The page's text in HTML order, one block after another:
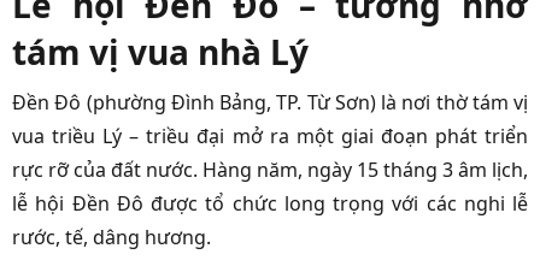
tám vị vua nhà Lý
Đền Đô (phường Đình Bảng, TP. Từ Sơn) là nơi thờ tám vị
vua triều Lý – triều đại mở ra một giai đoạn phát triển
rực rỡ của đất nước. Hàng năm, ngày 15 tháng 3 âm lịch,
lễ hội Đền Đô được tổ chức long trọng với các nghi lễ
rước, tế, dâng hương.